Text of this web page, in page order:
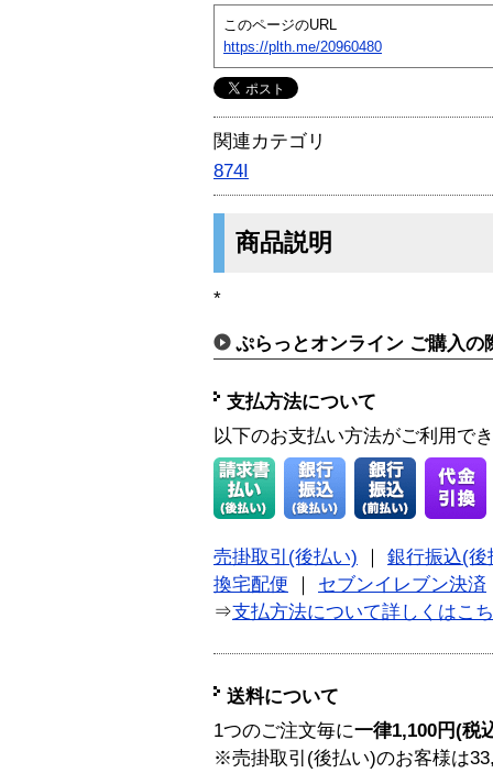
このページのURL
https://plth.me/20960480
関連カテゴリ
874I
商品説明
*
ぷらっとオンライン ご購入の
支払方法について
以下のお支払い方法がご利用で
売掛取引(後払い)
銀行振込(後
換宅配便
セブンイレブン決済
⇒支払方法について詳しくはこ
送料について
1つのご注文毎に一律1,100円(税
※売掛取引(後払い)のお客様は